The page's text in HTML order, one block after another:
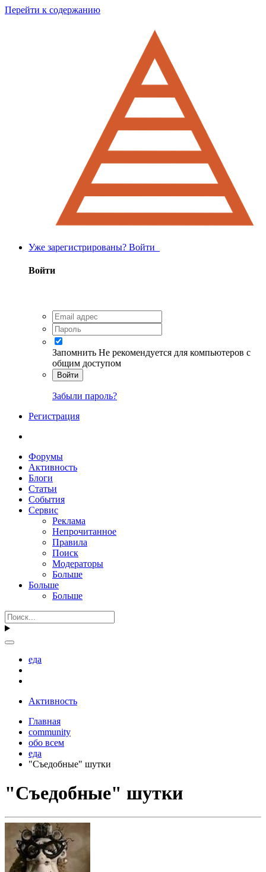
Перейти к содержанию
Уже зарегистрированы? Войти
Войти
Запомнить Не рекомендуется для компьютеров с
общим доступом
Войти
Забыли пароль?
Регистрация
Форумы
Активность
Блоги
Статьи
События
Сервис
Реклама
Непрочитанное
Правила
Поиск
Модераторы
Больше
Больше
Больше
еда
Активность
Главная
community
обо всем
еда
"Съедобные" шутки
"Съедобные" шутки